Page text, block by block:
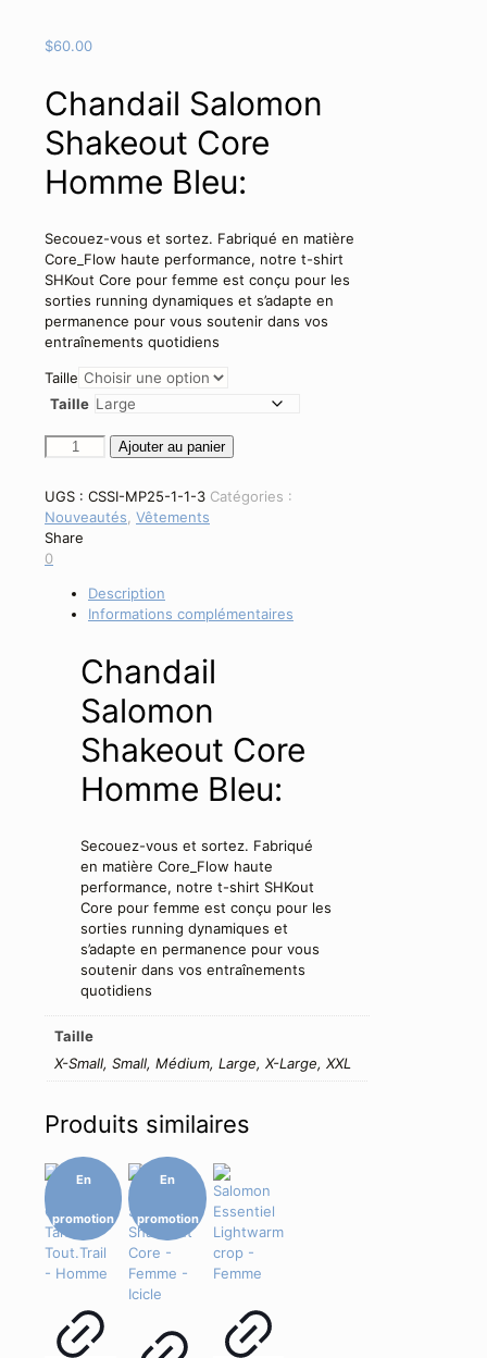
$60.00
Chandail Salomon
Shakeout Core
Homme Bleu:
Secouez-vous et sortez. Fabriqué en matière
Core_Flow haute performance, notre t-shirt
SHKout Core pour femme est conçu pour les
sorties running dynamiques et s’adapte en
permanence pour vous soutenir dans vos
entraînements quotidiens
Taille
Taille
quantité
Salomon
Shakeout
Core
-
Homme
Ajouter au panier
UGS : CSSI-MP25-1-1-3 Catégories :
Nouveautés Vêtements
Share
0
Description
Informations complémentaires
Chandail
Salomon
Shakeout Core
Homme Bleu:
Secouez-vous et sortez. Fabriqué
en matière Core_Flow haute
performance, notre t-shirt SHKout
Core pour femme est conçu pour les
sorties running dynamiques et
s’adapte en permanence pour vous
soutenir dans vos entraînements
quotidiens
Taille
X-Small, Small, Médium, Large, X-Large, XXL
Produits similaires
En
promotion
En
promotion